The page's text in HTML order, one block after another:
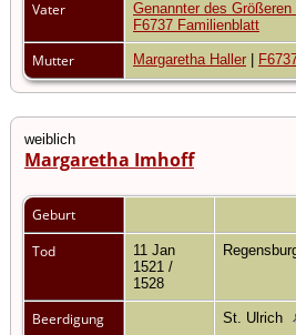
Vater Genannter des
F6737 Familienblatt
Mutter Margaretha Haller
weiblich
Margaretha Imhoff
Geburt
Tod
11 Jan
1521 /
1528
Beerdigung St. Ulrich